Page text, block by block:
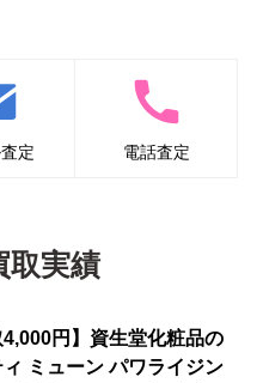
定 電話査定
取実績
4,000円】資生堂化粧品の
ミューン パワライジン